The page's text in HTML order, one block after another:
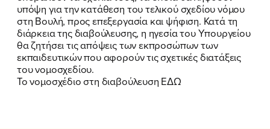
υπόψη για την κατάθεση του τελικού σχεδίου νόμου
στη Βουλή, προς επεξεργασία και ψήφιση. Κατά τη
διάρκεια της διαβούλευσης, η ηγεσία του Υπουργείου
θα ζητήσει τις απόψεις των εκπροσώπων των
εκπαιδευτικών που αφορούν τις σχετικές διατάξεις
του νομοσχεδίου.
Το νομοσχέδιο στη διαβούλευση ΕΔΩ